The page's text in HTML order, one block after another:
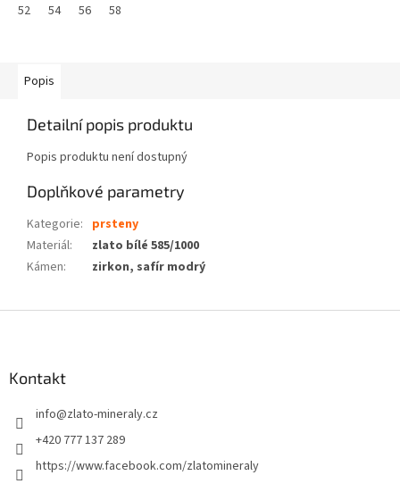
52
54 56 58
Popis
Detailní popis produktu
Popis produktu není dostupný
Doplňkové parametry
Kategorie: prsteny
Materiál:
zlato bílé 585/1000
Kámen: zirkon, safír modrý
Kontakt
info@zlato-mineraly.cz
+420 777 137 289
https://www.facebook.com/zlatomineraly